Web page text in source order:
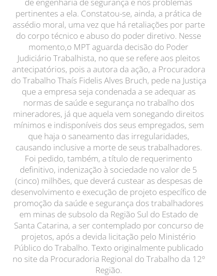
pertinentes a ela. Constatou-se, ainda, a prática de
assédio moral, uma vez que há retaliações por parte
do corpo técnico e abuso do poder diretivo. Nesse
momento,o MPT aguarda decisão do Poder
Judiciário Trabalhista, no que se refere aos pleitos
antecipatórios, pois a autora da ação, a Procuradora
do Trabalho Thaís Fidelis Alves Bruch, pede na Justiça
que a empresa seja condenada a se adequar as
normas de saúde e segurança no trabalho dos
mineradores, já que aquela vem sonegando direitos
mínimos e indisponíveis dos seus empregados, sem
que haja o saneamento das irregularidades,
causando inclusive a morte de seus trabalhadores.
Foi pedido, também, a título de requerimento
definitivo, indenização à sociedade no valor de 5
(cinco) milhões, que deverá custear as despesas de
desenvolvimento e execução de projeto específico de
promoção da saúde e segurança dos trabalhadores
em minas de subsolo da Região Sul do Estado de
Santa Catarina, a ser contemplado por concurso de
projetos, após a devida licitação pelo Ministério
Público do Trabalho. Texto originalmente publicado
no site da Procuradoria Regional do Trabalho da 12º
Região.